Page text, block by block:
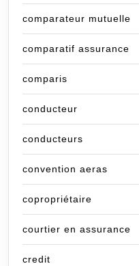
comparateur mutuelle
comparatif assurance
comparis
conducteur
conducteurs
convention aeras
copropriétaire
courtier en assurance
credit